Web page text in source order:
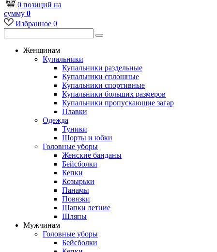
0 позиций на
сумму 0
Избранное 0
Женщинам
Купальники
Купальники раздельные
Купальники сплошные
Купальники спортивные
Купальники больших размеров
Купальники пропускающие загар
Плавки
Одежда
Туники
Шорты и юбки
Головные уборы
Женские банданы
Бейсболки
Кепки
Козырьки
Панамы
Повязки
Шапки летние
Шляпы
Мужчинам
Головные уборы
Бейсболки